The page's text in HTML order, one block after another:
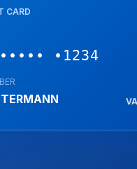
CARD
•1234